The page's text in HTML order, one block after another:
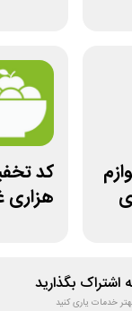
لوازم
هزاری
اشتراک بگذارید
خدمات یاری کنید